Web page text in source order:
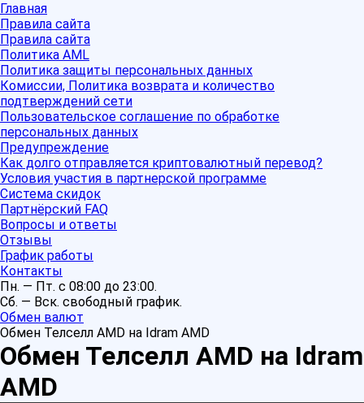
Главная
Правила сайта
Правила сайта
Политика AML
Политика защиты персональных данных
Комиссии, Политика возврата и количество
подтверждений сети
Пользовательское соглашение по обработке
персональных данных
Предупреждение
Как долго отправляется криптовалютный перевод?
Условия участия в партнерской программе
Система скидок
Партнёрский FAQ
Вопросы и ответы
Отзывы
График работы
Контакты
Пн. — Пт. с 08:00 до 23:00.
Сб. — Вск. свободный график.
Обмен валют
Обмен Телселл AMD на Idram AMD
Обмен Телселл AMD на Idram
AMD